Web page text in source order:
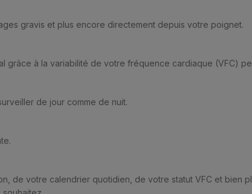
gravis et plus encore directement depuis votre poignet.
à la variabilité de votre fréquence cardiaque (VFC)
de jour comme de nuit.
de votre calendrier quotidien, de votre statut VFC et bien